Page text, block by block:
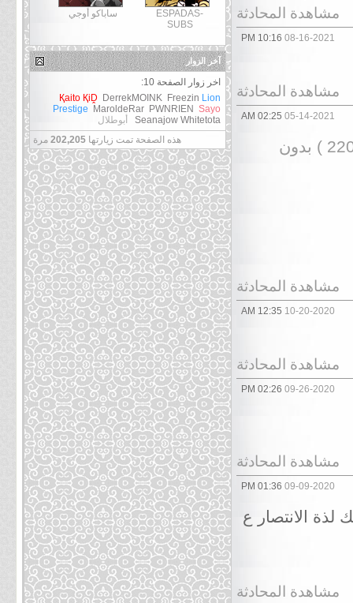
مشاهدة المحادثة
08-16-2021
10:16 PM
مشاهدة المحادثة
05-14-2021
02:25 AM
مشروع اعادة انتاج ترجمة ناروتو الحلقات من ( 001 ~ 220 ) بدون
مشاهدة المحادثة
10-20-2020
12:35 AM
مشاهدة المحادثة
09-26-2020
02:26 PM
مشاهدة المحادثة
09-09-2020
01:36 PM
لذة الانتصار ع
مشاهدة المحادثة
ESPADAS-
SUBS
ساباكو أوجي
آخر الزوار
اخر زوار الصفحة 10:
Қaito ҚiḒ
DerrekMOINK Freezin Lion
Prestige
MaroldeRar PWNRIEN Sayo
Seanajow Whitetota
أبوطلال
هذه الصفحة تمت زيارتها 202,205 مرة